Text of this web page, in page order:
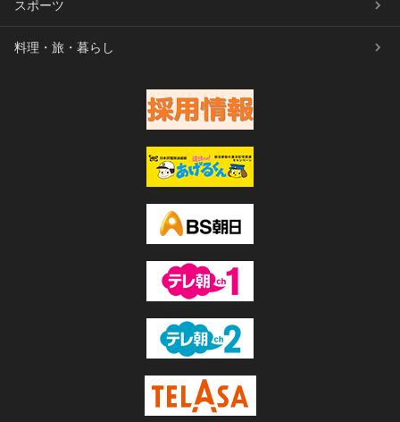
スポーツ
料理・旅・暮らし